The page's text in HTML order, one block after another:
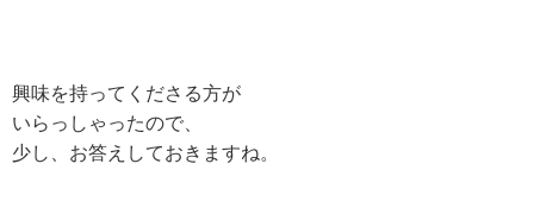
興味を持ってくださる方が
いらっしゃったので、
少し、お答えしておきますね。